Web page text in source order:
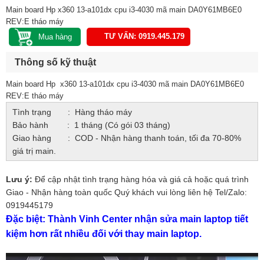
Main board Hp x360 13-a101dx cpu i3-4030 mã main DA0Y61MB6E0
REV:E tháo máy
TƯ VẤN: 0919.445.179
Thông số kỹ thuật
Main board Hp x360 13-a101dx cpu i3-4030 mã main DA0Y61MB6E0
REV:E tháo máy
Tình trạng : Hàng tháo máy
Bảo hành : 1 tháng (Có gói 03 tháng)
Giao hàng : COD - Nhận hàng thanh toán, tối đa 70-80%
giá trị main.
Lưu ý: Để cập nhật tình trạng hàng hóa và giá cả hoặc quá trình
Giao - Nhận hàng toàn quốc Quý khách vui lòng liên hệ Tel/Zalo:
0919445179
Đặc biệt: Thành Vinh Center nhận sửa main laptop tiết
kiệm hơn rất nhiều đối với thay main laptop.